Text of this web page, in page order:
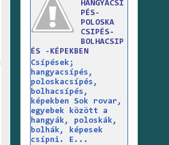
HANGYACSI
PÉS-
POLOSKA
CSIPÉS-
BOLHACSIP
ÉS -KÉPEKBEN
Csípések;
hangyacsípés,
poloskacsípés,
bolhacsípés,
képekben Sok rovar,
egyebek között a
hangyák, poloskák,
bolhák, képesek
csípni. E...